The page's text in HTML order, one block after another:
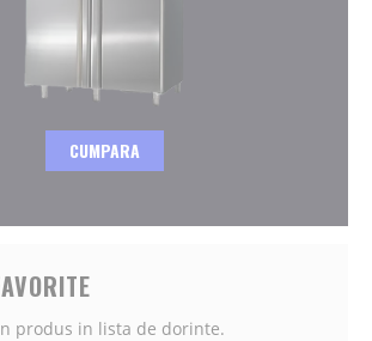
CUMPARA
produs in lista de dorinte.